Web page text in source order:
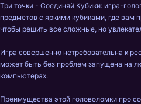
Три точки - Соединяй Кубики: игра-
предметов с яркими кубиками, где вам
чтобы решить все сложные, но
Игра совершенно нетребовательна к
может быть без проблем запущена на
компьютерах.
Преимущества этой головоломки про